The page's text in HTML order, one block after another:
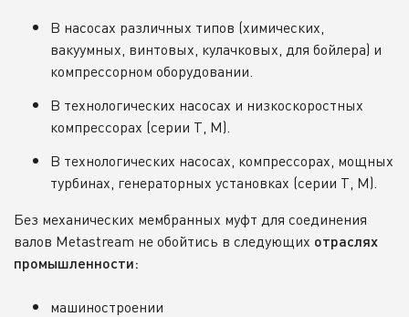
В насосах различных типов (химических,
вакуумных, винтовых, кулачковых, для бойлера) и
компрессорном оборудовании.
В технологических насосах и низкоскоростных
компрессорах (серии T, M).
В технологических насосах, компрессорах, мощных
турбинах, генераторных установках (серии T, M).
Без механических мембранных муфт для соединения
валов Metastream не обойтись в следующих отраслях
промышленности:
машиностроении